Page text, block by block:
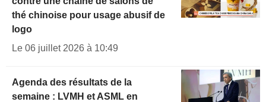
thé chinoise pour usage abusif de
logo
Le 06 juillet 2026 à 10:49
Agenda des résultats de la
semaine : LVMH et ASML en